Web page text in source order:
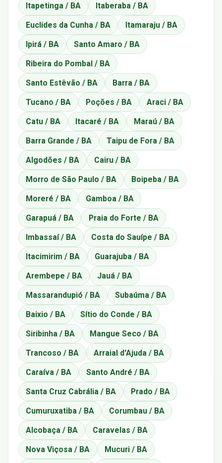
Itapetinga / BA Itaberaba / BA
Euclides da Cunha / BA Itamaraju / BA
Ipirá / BA Santo Amaro / BA
Ribeira do Pombal / BA
Santo Estêvão / BA Barra / BA
Tucano / BA Poções / BA Araci / BA
Catu / BA Itacaré / BA Maraú / BA
Barra Grande / BA Taipu de Fora / BA
Algodões / BA Cairu / BA
Morro de São Paulo / BA Boipeba / BA
Moreré / BA Gamboa / BA
Garapuá / BA Praia do Forte / BA
Imbassaí / BA Costa do Sauípe / BA
Itacimirim / BA Guarajuba / BA
Arembepe / BA Jauá / BA
Massarandupió / BA Subaúma / BA
Baixio / BA Sítio do Conde / BA
Siribinha / BA Mangue Seco / BA
Trancoso / BA Arraial d'Ajuda / BA
Caraíva / BA Santo André / BA
Santa Cruz Cabrália / BA Prado / BA
Cumuruxatiba / BA Corumbau / BA
Alcobaça / BA Caravelas / BA
Nova Viçosa / BA Mucuri / BA